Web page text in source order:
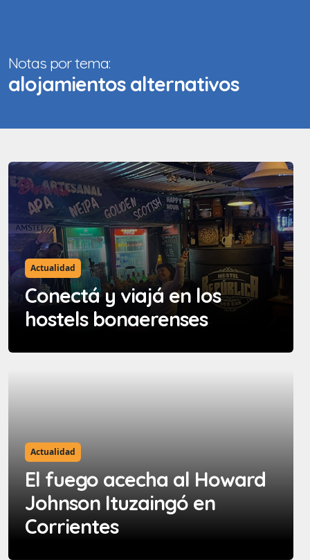
Notas por tema:
alojamientos alternativos
Actualidad
Conectá y viajá en los
hostels bonaerenses
Actualidad
El fuego acecha al Howard
Johnson Ituzaingó en
Corrientes